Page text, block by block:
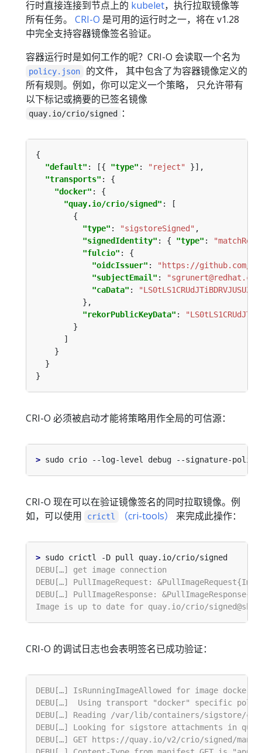
行时直接连接到节点上的 kubelet，执行拉取镜像等
所有任务。 CRI-O 是可用的运行时之一，将在 v1.28
中完全支持容器镜像签名验证。
容器运行时是如何工作的呢？CRI-O 会读取一个名为
policy.json
的文件， 其中包含了为容器镜像定义的
所有规则。例如，你可以定义一个策略， 只允许带有
以下标记或摘要的已签名镜像
quay.io/crio/signed ：
"default" : [{ "type" : "reject"
"transports"
"docker"
"quay.io/crio/signed"
"type" : "sigstoreSigned"
"signedIdentity" : { "type" :
"fulcio"
"oidcIssuer" :
"https://github.com/
"subjectEmail" :
"caData" :
"rekorPublicKeyData" :
CRI-O 必须被启动才能将策略用作全局的可信源：
>
CRI-O 现在可以在验证镜像签名的同时拉取镜像。例
如，可以使用
crictl （cri-tools） 来完成此操作：
>
CRI-O 的调试日志也会表明签名已成功验证：